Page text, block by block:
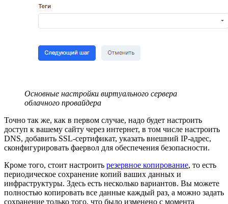
Основные настройки виртуального сервера
облачного провайдера
Точно так же, как в первом случае, надо будет настроить
доступ к вашему сайту через интернет, в том числе настроить
DNS, добавить SSL-сертификат, указать внешний IP-адрес,
сконфигурировать фаервол для обеспечения безопасности.
Кроме того, стоит настроить резервное копирование, то есть
периодическое сохранение копий ваших данных и
инфраструктуры. Здесь есть несколько вариантов. Вы можете
полностью копировать все данные каждый раз, а можно задать
сохранение только того, что было изменено с момента